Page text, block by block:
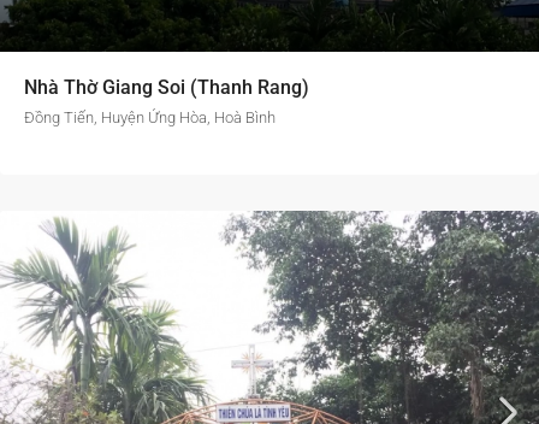
Nhà Thờ Giang Soi (Thanh Rang)
Đồng Tiến, Huyện Ứng Hòa, Hoà Bình